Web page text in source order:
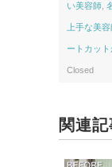
い美容師
上手な美
ートカッ
Closed
関連記